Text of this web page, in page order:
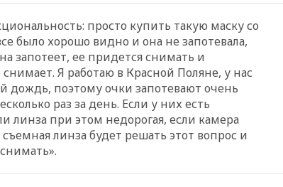
после последней операции
вчера, 23:35Российского
историка Артема Кирпиченка
арестовали в Израиле
вчера, 23:23 «Спартак»
разгромил «Оренбург» в
Кубке России
вчера, 23:00 Пост Дмитриева в
просмотров
просто купить такую маску со
было хорошо видно и она не запотевала,
запотеет, ее придется снимать и
Я работаю в Красной Поляне, у нас
дождь, поэтому очки запотевают очень
раз за день. Если у них есть
линза при этом недорогая, если камера
линза будет решать этот вопрос и